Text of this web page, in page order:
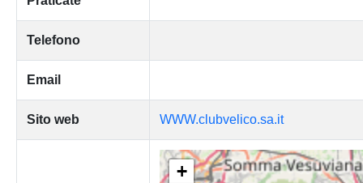
Telefono
Email
Sito web WWW.clubvelico.sa.it
+